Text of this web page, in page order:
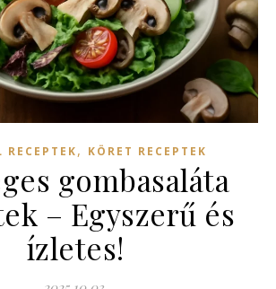
RECEPTEK, KÖRET RECEPTEK
gombasaláta
– Egyszerű és
ízletes!